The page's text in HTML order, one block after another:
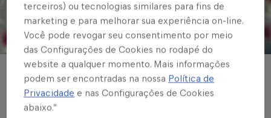
© Red Bull Bragantino
FUTEBOL MASCULINO
Massa Bruta se
terceiros) ou tecnologias similares para fins de
marketing e para melhorar sua experiência on-line.
Você pode revogar seu consentimento por meio
das Configurações de Cookies no rodapé do
website a qualquer momento. Mais informações
podem ser encontradas na nossa Política de
Privacidade e nas Configurações de Cookies
abaixo.”